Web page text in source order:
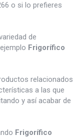
o si lo prefieres
de
Frigorífico
relacionados
a las que
y así acabar de
Frigorífico